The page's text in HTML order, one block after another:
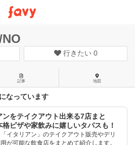
行きたい 0
記事 地図
なっています
をテイクアウト出来る7店まと
ピザや家飲みに嬉しいタパスも！
イタリアン」のテイクアウト販売やデリ
が可能な飲食店をまとめて紹介します。